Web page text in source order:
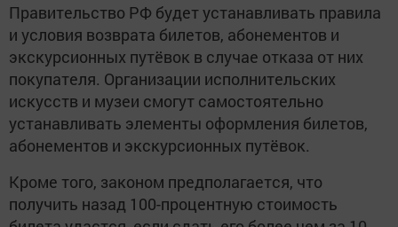
Правительство РФ будет устанавливать правила
и условия возврата билетов, абонементов и
экскурсионных путёвок в случае отказа от них
покупателя. Организации исполнительских
искусств и музеи смогут самостоятельно
устанавливать элементы оформления билетов,
абонементов и экскурсионных путёвок.
Кроме того, законом предполагается, что
получить назад 100-процентную стоимость